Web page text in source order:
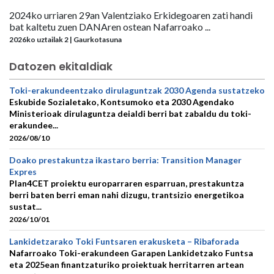
2024ko urriaren 29an Valentziako Erkidegoaren zati handi
bat kaltetu zuen DANAren ostean Nafarroako ...
2026ko uztailak 2 | Gaurkotasuna
Datozen ekitaldiak
Toki-erakundeentzako dirulaguntzak 2030 Agenda sustatzeko
Eskubide Sozialetako, Kontsumoko eta 2030 Agendako
Ministerioak dirulaguntza deialdi berri bat zabaldu du toki-
erakundee...
2026/08/10
Doako prestakuntza ikastaro berria: Transition Manager
Expres
Plan4CET proiektu europarraren esparruan, prestakuntza
berri baten berri eman nahi dizugu, trantsizio energetikoa
sustat...
2026/10/01
Lankidetzarako Toki Funtsaren erakusketa – Ribaforada
Nafarroako Toki-erakundeen Garapen Lankidetzako Funtsa
eta 2025ean finantzaturiko proiektuak herritarren artean